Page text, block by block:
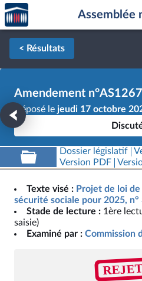
Aller au contenu
Aller en bas de la page
Accèder
à la
page
d'accueil
Assemblée
< Résultats
Amendement n°AS1267
Déposé le jeudi 17 octobre
Dossier législatif
Version PDF
Texte visé : Projet de loi
sécurité sociale pour 2025, n°
Stade de lecture : 1ère
saisie)
Examiné par : Commission